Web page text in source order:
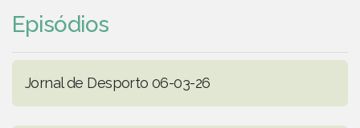
Episódios
Jornal de Desporto 06-03-26